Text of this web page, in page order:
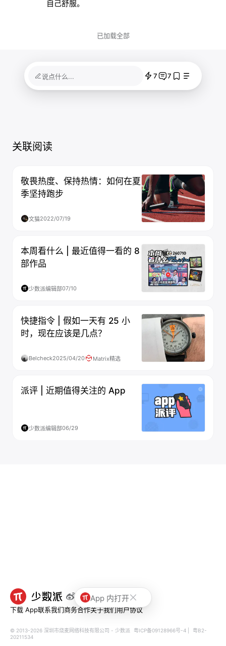
自己舒服。
已加载全部
说点什么... 7 7
关联阅读
敬畏热度、保持热情：如何在夏
季坚持跑步
文猫2022/07/19
本周看什么 | 最近值得一看的 8
部作品
少数派编辑部07/10
快捷指令 | 假如一天有 25 小
时，现在应该是几点？
Belcheck2025/04/20 Matrix精选
派评 | 近期值得关注的 App
少数派编辑部06/29
App 内打开
下载 App联系我们商务合作关于我们用户协议
© 2013-2026 深圳市烧麦网络科技有限公司 - 少数派 粤ICP备09128966号-4
粤B2-
20211534